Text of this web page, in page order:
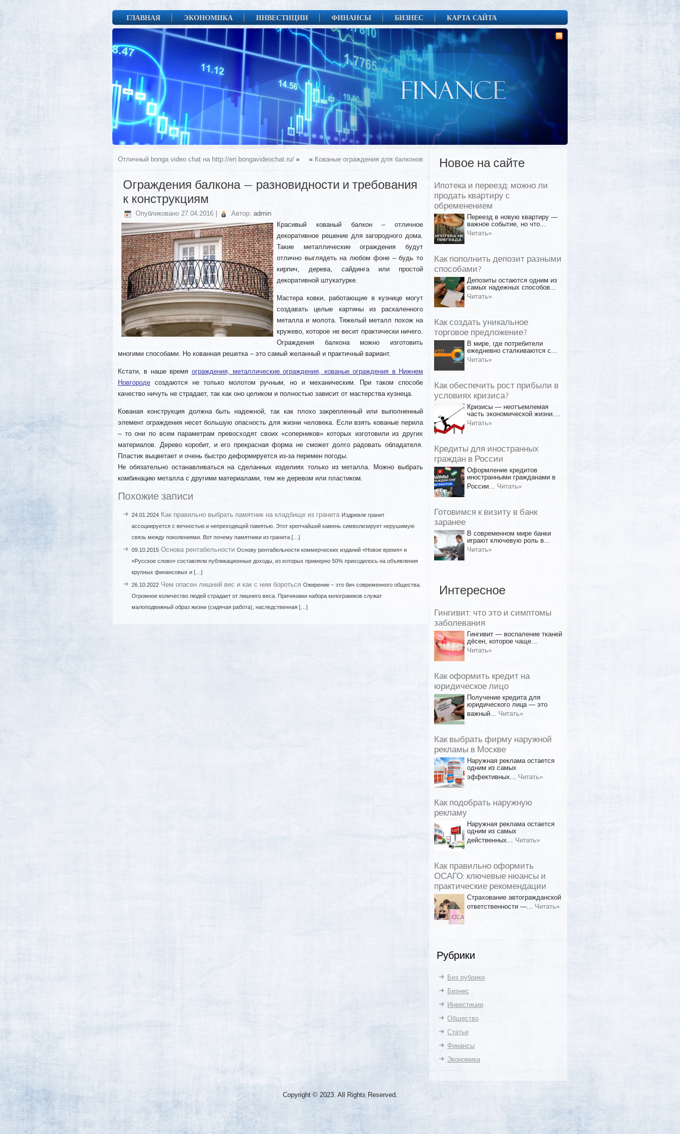
ГЛАВНАЯ ЭКОНОМИКА ИНВЕСТИЦИИ ФИНАНСЫ БИЗНЕС КАРТА САЙТА
Отличный bonga video chat на http://en.bongavideochat.ru/ » « Кованые ограждения для балконов
Ограждения балкона — разновидности и требования
к конструкциям
Опубликовано 27.04.2016 Автор: admin
Красивый кованый балкон – отличное
декоративное решение для загородного дома.
Такие металлические ограждения будут
отлично выглядеть на любом фоне – будь то
кирпич, дерева, сайдинга или простой
декоративной штукатурке.
Мастера ковки, работающие в кузнице могут
создавать целые картины из раскаленного
металла и молота. Тяжелый металл похож на
кружево, которое не весит практически ничего.
Ограждения балкона можно изготовить
многими способами. Но кованная решетка – это самый желанный и практичный вариант.
Кстати, в наше время ограждения, металлические ограждения, кованые ограждения в Нижнем
Новгороде создаются не только молотом ручным, но и механическим. При таком способе
качество ничуть не страдает, так как оно целиком и полностью зависит от мастерства кузнеца.
Кованая конструкция должна быть надежной, так как плохо закрепленный или выполненный
элемент ограждения несет большую опасность для жизни человека. Если взять кованые перила
– то они по всем параметрам превосходят своих «соперников» которых изготовили из других
материалов. Дерево коробит, и его прекрасная форма не сможет долго радовать обладателя.
Пластик выцветает и очень быстро деформируется из-за перемен погоды.
Не обязательно останавливаться на сделанных изделиях только из металла. Можно выбрать
комбинацию металла с другими материалами, тем же деревом или пластиком.
Похожие записи
24.01.2024 Как правильно выбрать памятник на кладбище из гранита Издревле гранит
ассоциируется с вечностью и непреходящей памятью. Этот крепчайший камень символизирует нерушимую
связь между поколениями. Вот почему памятники из гранита […]
09.10.2015 Основа рентабельности Основу рентабельности коммерческих изданий «Новое время» и
«Русское слово» составляли публикационные доходы, из которых примерно 50% приходилось на объявления
крупных финансовых и […]
26.10.2022 Чем опасен лишний вес и как с ним бороться Ожирение – это бич современного общества.
Огромное количество людей страдает от лишнего веса. Причинами набора килограммов служат
малоподвижный образ жизни (сидячая работа), наследственная […]
Новое на сайте
Ипотека и переезд: можно ли
продать квартиру с
обременением
Переезд в новую квартиру —
важное событие, но что...
Читать»
Как пополнить депозит разными
способами?
Депозиты остаются одним из
самых надежных способов...
Читать»
Как создать уникальное
торговое предложение?
В мире, где потребители
ежедневно сталкиваются с...
Читать»
Как обеспечить рост прибыли в
условиях кризиса?
Кризисы — неотъемлемая
часть экономической жизни....
Читать»
Кредиты для иностранных
граждан в России
Оформление кредитов
иностранными гражданами в
России... Читать»
Готовимся к визиту в банк
заранее
В современном мире банки
играют ключевую роль в...
Читать»
Интересное
Гингивит: что это и симптомы
заболевания
Гингивит — воспаление тканей
дёсен, которое чаще...
Читать»
Как оформить кредит на
юридическое лицо
Получение кредита для
юридического лица — это
важный... Читать»
Как выбрать фирму наружной
рекламы в Москве
Наружная реклама остается
одним из самых
эффективных... Читать»
Как подобрать наружную
рекламу
Наружная реклама остается
одним из самых
действенных... Читать»
Как правильно оформить
ОСАГО: ключевые нюансы и
практические рекомендации
Страхование автогражданской
ответственности —... Читать»
Рубрики
Без рубрики
Бизнес
Инвестиции
Общество
Статьи
Финансы
Экономика
Copyright © 2023. All Rights Reserved.